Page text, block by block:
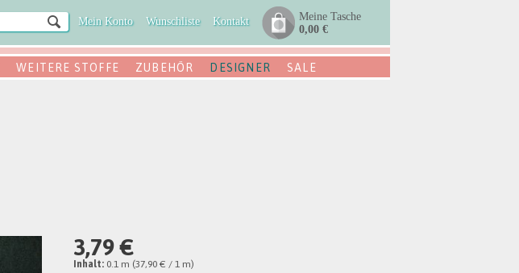
Mein Konto Wunschliste Kontakt
Meine Tasche
0,00 €
WEITERE STOFFE ZUBEHÖR DESIGNER SALE
3,79 €
Inhalt: 0.1 m (37,90 € / 1 m)